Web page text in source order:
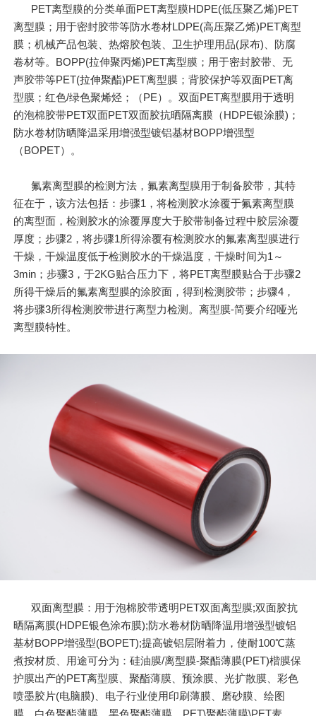
PET离型膜的分类单面PET离型膜HDPE(低压聚乙烯)PET
离型膜；用于密封胶带等防水卷材LDPE(高压聚乙烯)PET离型
膜；机械产品包装、热熔胶包装、卫生护理用品(尿布)、防腐
卷材等。BOPP(拉伸聚丙烯)PET离型膜；用于密封胶带、无
声胶带等PET(拉伸聚酯)PET离型膜；背胶保护等双面PET离
型膜；红色/绿色聚烯烃；（PE）。双面PET离型膜用于透明
的泡棉胶带PET双面PET双面胶抗晒隔离膜（HDPE银涂膜)；
防水卷材防晒降温采用增强型镀铝基材BOPP增强型
（BOPET）。
氟素离型膜的检测方法，氟素离型膜用于制备胶带，其特
征在于，该方法包括：步骤1，将检测胶水涂覆于氟素离型膜
的离型面，检测胶水的涂覆厚度大于胶带制备过程中胶层涂覆
厚度；步骤2，将步骤1所得涂覆有检测胶水的氟素离型膜进行
干燥，干燥温度低于检测胶水的干燥温度，干燥时间为1～
3min；步骤3，于2KG贴合压力下，将PET离型膜贴合于步骤2
所得干燥后的氟素离型膜的涂胶面，得到检测胶带；步骤4，
将步骤3所得检测胶带进行离型力检测。离型膜-简要介绍哑光
离型膜特性。
双面离型膜：用于泡棉胶带透明PET双面离型膜;双面胶抗
晒隔离膜(HDPE银色涂布膜);防水卷材防晒降温用增强型镀铝
基材BOPP增强型(BOPET);提高镀铝层附着力，使耐100℃蒸
煮按材质、用途可分为：硅油膜/离型膜-聚酯薄膜(PET)楷膜保
护膜出产的PET离型膜、聚酯薄膜、预涂膜、光扩散膜、彩色
喷墨胶片(电脑膜)、电子行业使用印刷薄膜、磨砂膜、绘图
膜、白色聚酯薄膜、黑色聚酯薄膜、PET\聚酯薄膜\PET麦